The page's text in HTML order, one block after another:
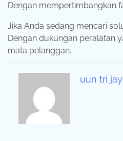
Dengan mempertimbangkan
Jika Anda sedang mencari
Dengan dukungan peralatan
mata pelanggan.
uun tri